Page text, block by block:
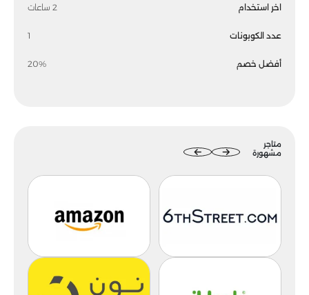
اخر استخدام 2 ساعات
عدد الكوبونات 1
أفضل خصم 20%
متاجر
مشهورة